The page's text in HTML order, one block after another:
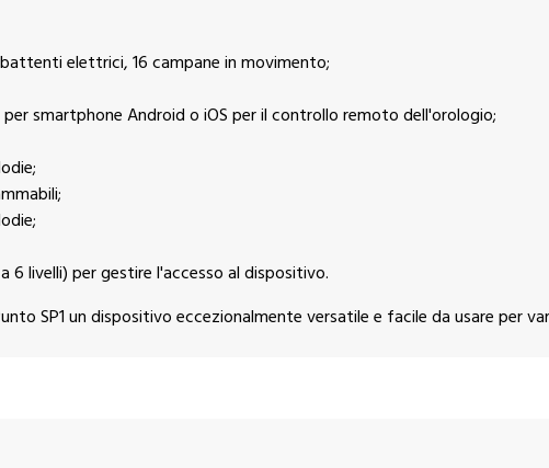
elettrici, 16 campane in movimento;
smartphone Android o iOS per il controllo remoto dell'orologio;
6 livelli) per gestire l'accesso al dispositivo.
SP1 un dispositivo eccezionalmente versatile e facile da usare per